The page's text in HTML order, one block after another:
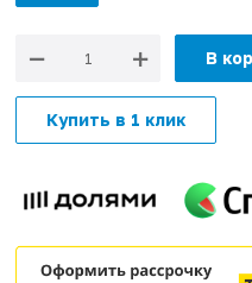
В
Купить в 1 клик